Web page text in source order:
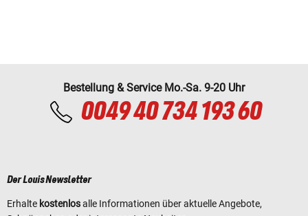
Bestellung & Service Mo.-Sa. 9-20 Uhr
0049 40 734 193 60
Der Louis Newsletter
Erhalte kostenlosalle Informationen über aktuelle Angebote,